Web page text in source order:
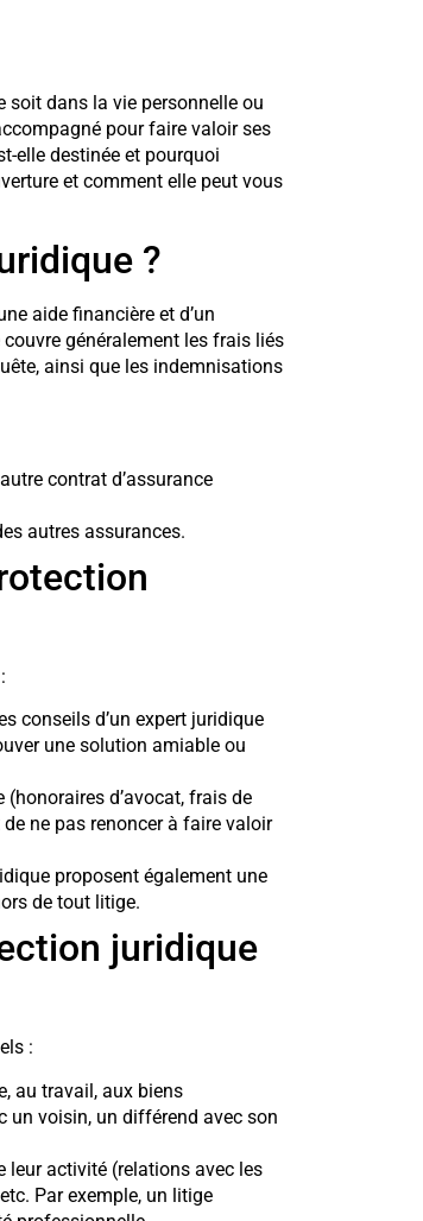
soit dans la vie personnelle ou
pour faire valoir ses
elle destinée et pourquoi
et comment elle peut vous
?
aide financière et d’un
généralement les frais liés
ainsi que les indemnisations
contrat d’assurance
autres assurances.
conseils d’un expert juridique
une solution amiable ou
d’avocat, frais de
ne pas renoncer à faire valoir
proposent également une
de tout litige.
juridique
:
au travail, aux biens
un voisin, un différend avec son
leur activité (relations avec les
Par exemple, un litige